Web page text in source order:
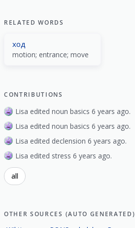
RELATED WORDS
ход
motion; entrance; move
CONTRIBUTIONS
Lisa edited noun basics 6 years ago.
Lisa edited noun basics 6 years ago.
Lisa edited declension 6 years ago.
Lisa edited stress 6 years ago.
all
OTHER SOURCES (AUTO GENERATED)